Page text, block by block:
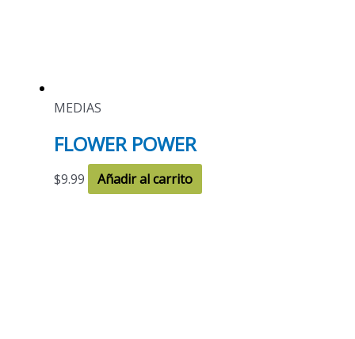
MEDIAS
FLOWER POWER
$9.99 Añadir al carrito